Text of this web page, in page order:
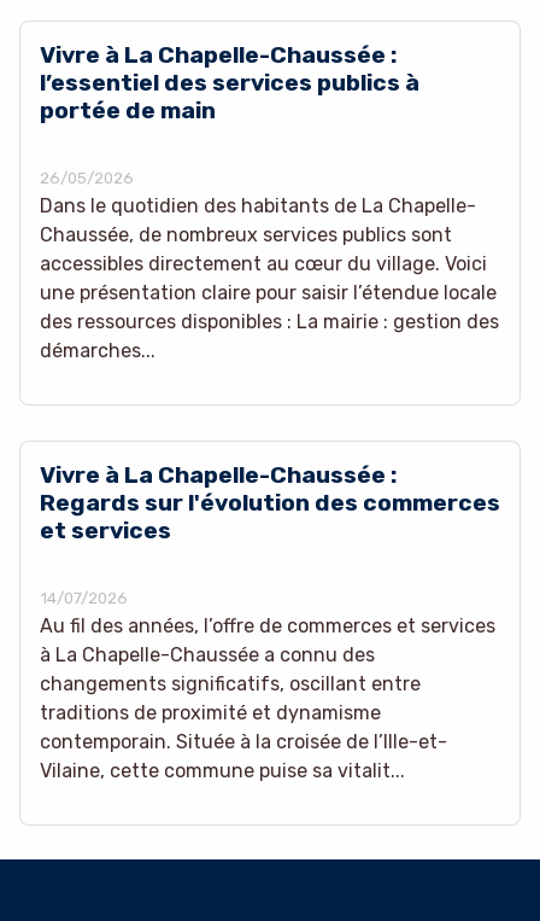
Vivre à La Chapelle-Chaussée :
l’essentiel des services publics à
portée de main
26/05/2026
Dans le quotidien des habitants de La Chapelle-
Chaussée, de nombreux services publics sont
accessibles directement au cœur du village. Voici
une présentation claire pour saisir l’étendue locale
des ressources disponibles : La mairie : gestion des
démarches...
Vivre à La Chapelle-Chaussée :
Regards sur l'évolution des commerces
et services
14/07/2026
Au fil des années, l’offre de commerces et services
à La Chapelle-Chaussée a connu des
changements significatifs, oscillant entre
traditions de proximité et dynamisme
contemporain. Située à la croisée de l’Ille-et-
Vilaine, cette commune puise sa vitalit...